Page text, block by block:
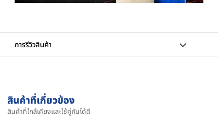
การรีวิวสินค้า
สินค้าที่เกี่ยวข้อง
สินค้าที่ใกล้เคียงและใช้คู่กันได้ดี